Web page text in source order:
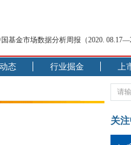
基金市场数据分析周报（2020.
下，新加坡旅游业步履维艰
情下的香港零售业如何浴火重生？
下一家香港传统零售商的转型突围之旅
基金市场数据分析周报（2020.
查】同业存单、结构性存款玩起“跷跷板
态 行业掘金 上
关